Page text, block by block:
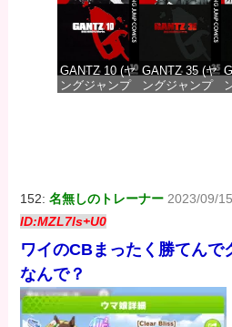
価格：¥100 価格：¥100
GANTZ 10 (ヤ
ングジャンプ
GANTZ 35 (ヤ
ングジャンプ
152:名無しのトレーナー 2023/09/
ID:MZL7ls+U0
ワイのCBまったく勝てんで
なんで？